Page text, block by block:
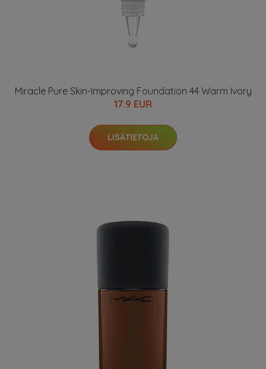
Miracle Pure Skin-Improving Foundation 44 Warm Ivory
17.9 EUR
LISÄTIETOJA